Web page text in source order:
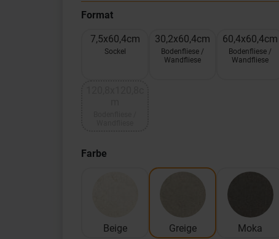
Format
7,5x60,4cm
Sockel
30,2x60,4cm
Bodenfliese /
Wandfliese
60,4x60,4cm
Bodenfliese /
Wandfliese
Farbe
Beige Greige Moka